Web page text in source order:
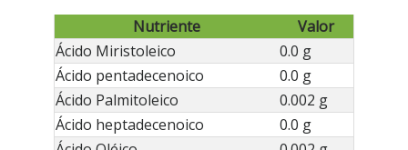
Nutriente
Valor
Ácido Miristoleico
0.0 g
Ácido pentadecenoico
0.0 g
Ácido Palmitoleico
0.002 g
Ácido heptadecenoico
0.0 g